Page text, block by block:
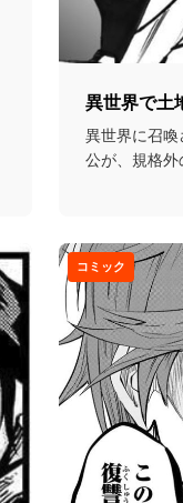
異世界で土
異世界に召喚
公が、規格外
コミック